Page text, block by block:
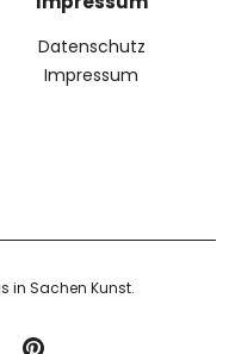
Datenschutz
Impressum
in Sachen Kunst